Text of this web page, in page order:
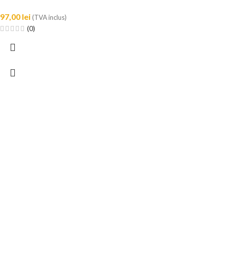
97,00 lei (TVA inclus)
(0)